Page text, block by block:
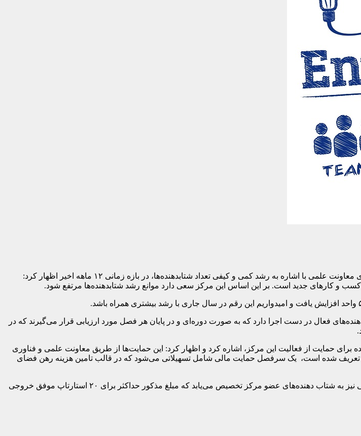
به گزارش معدن مدیا و به نقل از خبرگزاری تسنیم، مهدی عظیمیان رئیس مرکز شتابدهی و نوآوری معاونت علمی با اشاره به رشد کمی و کیفی تعداد شتابدهنده‌ها، در بازه زمانی ۱۲ ماهه اخیر اظهار کرد:
و کارهای جدید است. بر این اساس این مرکز سعی دارد موانع رشد شتابدهنده‌ها مرتفع شود.
فعال در دست اجرا دارد که به صورت دوره‌ای و در پایان هر فصل مورد ارزیابی قرار می‌گیرند که در
حمایت از فعالیت این مرکز، اشاره کرد و اظهار کرد: این حمایت‌ها از طریق معاونت علمی و فناوری
شده است، یک سرفصل حمایت مالی شامل تسهیلاتی می‌شود که در قالب تامین هزینه رهن فضای
عظیمیان در ادامه گفت: همچنین به ازای استارتاپ‌های موفق خروجی از شتابدهنده، مبالغ بلاعوضی نیز به شتاب دهنده‌های عضو مرکز تخصیص می‌یابد که مبلغ مذکور حداکثر برای ۲۰ استارتاپ موفق خروجی